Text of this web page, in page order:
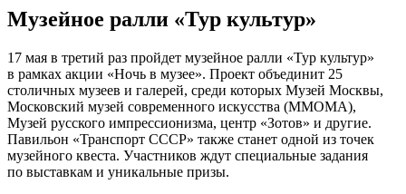
Музейное ралли «Тур культур»
17 мая в третий раз пройдет музейное ралли «Тур культур»
в рамках акции «Ночь в музее». Проект объединит 25
столичных музеев и галерей, среди которых Музей Москвы,
Московский музей современного искусства (ММОМА),
Музей русского импрессионизма, центр «Зотов» и другие.
Павильон «Транспорт СССР» также станет одной из точек
музейного квеста. Участников ждут специальные задания
по выставкам и уникальные призы.